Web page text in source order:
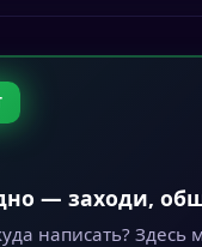
— заходи,
написать? Здесь